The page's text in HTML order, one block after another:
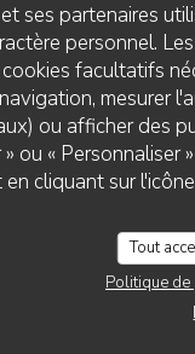
ses partenaires
personnel.
facultatifs
mesurer
ou afficher des
» ou «
cliquant sur
Tout
Politique